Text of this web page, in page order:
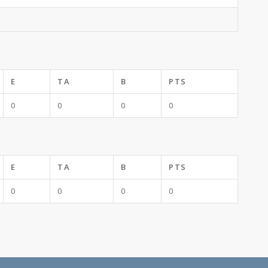
E TA B PTS
0 0 0 0
E TA B PTS
0 0 0 0